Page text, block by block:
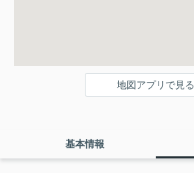
地図アプリで見る
基本情報